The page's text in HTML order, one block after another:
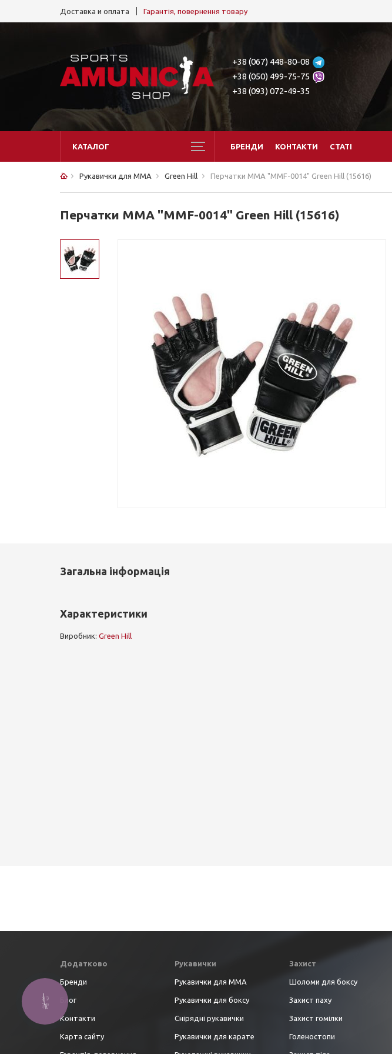
Доставка и оплата Гарантія, повернення товару
+38 (067) 448-80-08
+38 (050) 499-75-75
+38 (093) 072-49-35
КАТАЛОГ БРЕНДИ КОНТАКТИ СТАТІ
Рукавички для ММА Green Hill Перчатки ММА "MMF-0014" Green Hill (15616)
Перчатки ММА "MMF-0014" Green Hill (15616)
Загальна інформація
Характеристики
Виробник: Green Hill
Додатково
Бренди
Блог
Контакти
Карта сайту
Рукавички
Рукавички для ММА
Рукавички для боксу
Снірядні рукавички
Рукавички для карате
Захист
Шоломи для боксу
Захист паху
Захист гомілки
Голеностопи